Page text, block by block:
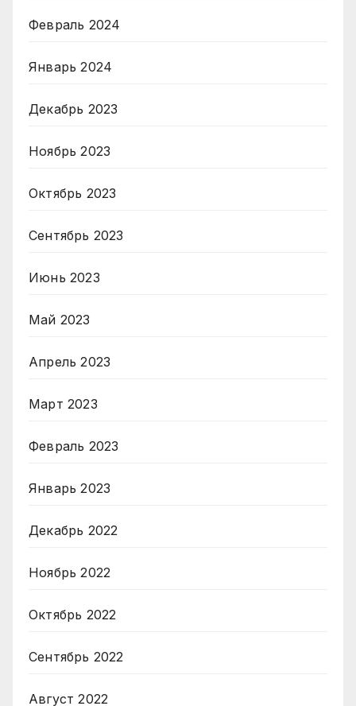
Февраль 2024
Январь 2024
Декабрь 2023
Ноябрь 2023
Октябрь 2023
Сентябрь 2023
Июнь 2023
Май 2023
Апрель 2023
Март 2023
Февраль 2023
Январь 2023
Декабрь 2022
Ноябрь 2022
Октябрь 2022
Сентябрь 2022
Август 2022